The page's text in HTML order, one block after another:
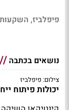
פיפלביז,
נושאים בכתבה
צילום: פיפלביז
יכולות פיתוח